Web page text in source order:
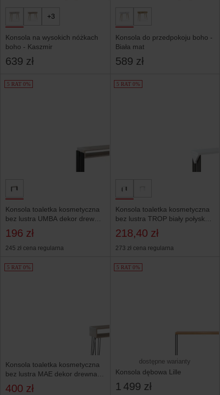
+3
Konsola na wysokich nóżkach
boho - Kaszmir
639 zł
Konsola do przedpokoju boho -
Biała mat
589 zł
5 RAT 0%
Konsola toaletka kosmetyczna
bez lustra UMBA dekor drewna
K355 i czarny mat
196 zł
245 zł cena regularna
5 RAT 0%
Konsola toaletka kosmetyczna
bez lustra TROP biały połysk
czarny dekor K353
218,40 zł
273 zł cena regularna
5 RAT 0%
Konsola toaletka kosmetyczna
bez lustra MAE dekor drewna
K355 do makijażu
400 zł
5 RAT 0%
dostępne warianty
Konsola dębowa Lille
1 499 zł